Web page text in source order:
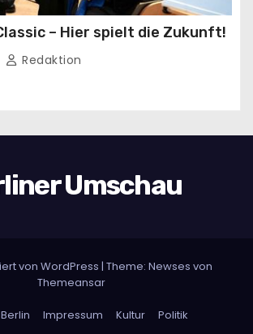
– Hier spielt die Zukunft!
Redaktion
Umschau
von WordPress | Theme: Newses von
Themeansar
Berlin Impressum Kultur Politik